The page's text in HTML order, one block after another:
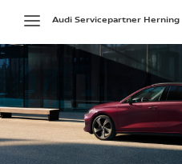
Toggle
navigation
Audi Servicepartner